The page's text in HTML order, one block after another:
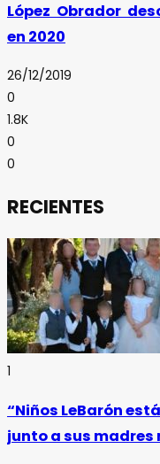
López Obrador
en 2020
26/12/2019
0
1.8K
0
0
RECIENTES
1
“Niños LeBarón
junto a sus madres